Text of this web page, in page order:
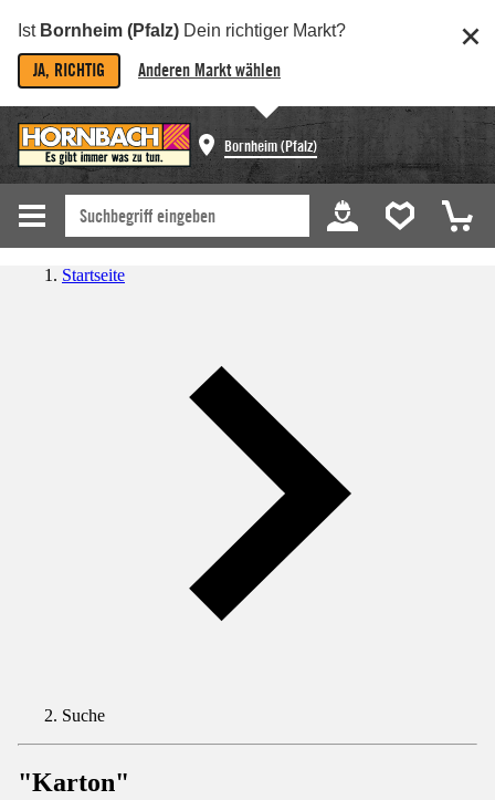
Ist Bornheim (Pfalz) Dein richtiger Markt?
JA, RICHTIG Anderen Markt wählen
Bornheim (Pfalz)
Startseite
Suche
"Karton"